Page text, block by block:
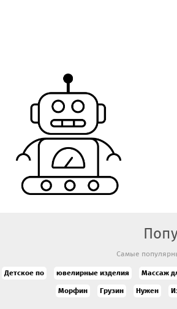
Самые
Детское по ювелирные изделия Массаж
Морфин Грузин Нужен